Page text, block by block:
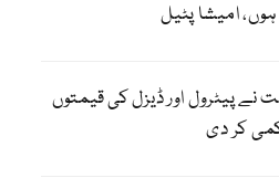
امیشا پٹیل
نے پیٹرول اور ڈیزل کی قیمتوں
کر دی